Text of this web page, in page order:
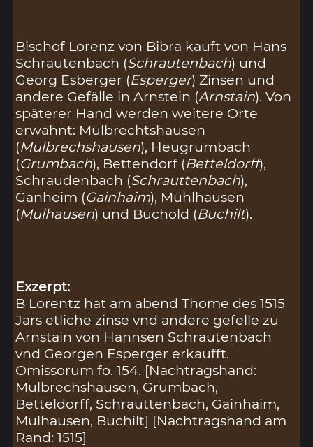
Bischof Lorenz von Bibra kauft von Hans
Schrautenbach (Schrautenbach) und
Georg Esberger (Esperger) Zinsen und
andere Gefälle in Arnstein (Arnstain). Von
späterer Hand werden weitere Orte
erwähnt: Mülbrechtshausen
(Mulbrechshausen), Heugrumbach
(Grumbach), Bettendorf (Betteldorff),
Schraudenbach (Schrauttenbach),
Gänheim (Gainhaim), Mühlhausen
(Mulhausen) und Büchold (Buchilt).
Exzerpt:
B Lorentz hat am abend Thome des 1515
Jars etliche zinse vnd andere gefelle zu
Arnstain von Hannsen Schrautenbach
vnd Georgen Esperger erkaufft.
Omissorum fo. 154. [Nachtragshand:
Mulbrechshausen, Grumbach,
Betteldorff, Schrauttenbach, Gainhaim,
Mulhausen, Buchilt] [Nachtragshand am
Rand: 1515]